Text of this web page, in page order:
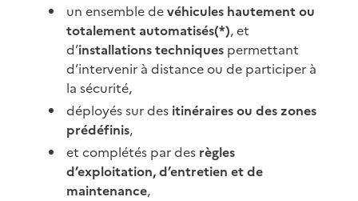
un ensemble devéhicules hautement ou
totalement automatisés(*), et
d’installations techniques permettant
d’intervenir à distance ou de participer à
la sécurité,
déployés sur des itinéraires ou des zones
prédéfinis,
et complétés par des règles
d’exploitation, d’entretien et de
maintenance,